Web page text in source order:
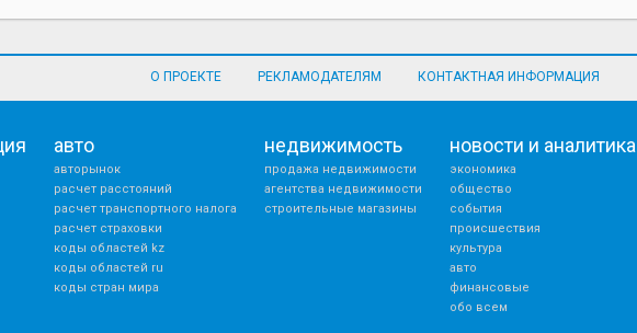
О ПРОЕКТЕ РЕКЛАМОДАТЕЛЯМ КОНТАКТНАЯ ИНФОРМАЦИЯ
авто
авторынок
расчет расстояний
расчет транспортного налога
расчет страховки
коды областей kz
коды областей ru
коды стран мира
недвижимость
продажа недвижимости
агентства недвижимости
строительные магазины
новости и аналитика
экономика
общество
события
происшествия
культура
авто
финансовые
обо всем